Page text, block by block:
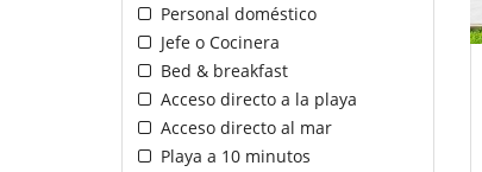
Personal doméstico
Jefe o Cocinera
Bed & breakfast
Acceso directo a la playa
Acceso directo al mar
Playa a 10 minutos